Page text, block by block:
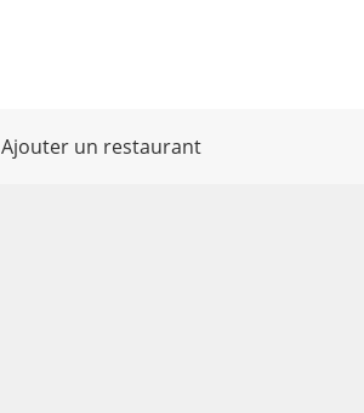
Ajouter un restaurant